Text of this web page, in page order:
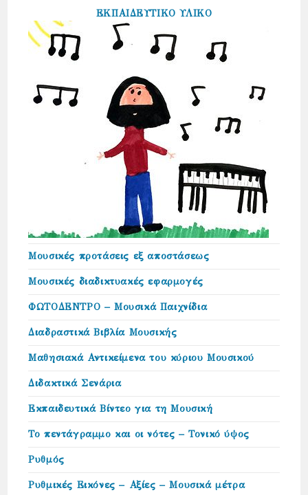
ΕΚΠΑΙΔΕΥΤΙΚΟ ΥΛΙΚΟ
Μουσικές προτάσεις εξ αποστάσεως
Μουσικές διαδικτυακές εφαρμογές
ΦΩΤΟΔΕΝΤΡΟ – Μουσικά Παιχνίδια
Διαδραστικά Βιβλία Μουσικής
Μαθησιακά Αντικείμενα του κύριου Μουσικού
Διδακτικά Σενάρια
Εκπαιδευτικά Βίντεο για τη Μουσική
Το πεντάγραμμο και οι νότες – Τονικό ύψος
Ρυθμός
Ρυθμικές Εικόνες – Αξίες – Μουσικά μέτρα